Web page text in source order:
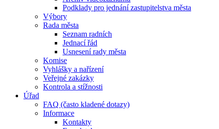
Podklady pro jednání zastupitelstva města
Výbory
Rada města
Seznam radních
Jednací řád
Usnesení rady města
Komise
Vyhlášky a nařízení
Veřejné zakázky
Kontrola a stížnosti
Úřad
FAQ (často kladené dotazy)
Informace
Kontakty